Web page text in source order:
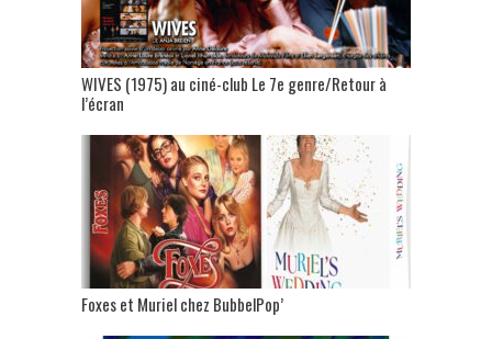
WIVES (1975) au ciné-club Le 7e genre/Retour à
l’écran
Foxes et Muriel chez BubbelPop’